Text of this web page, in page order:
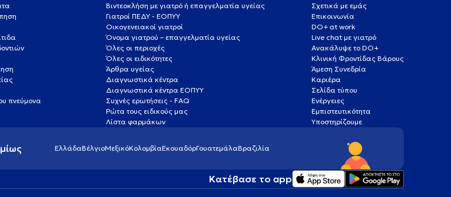
πνεύμονα
Βιντεοκλήση με γιατρό ή επαγγελματία υγείας
Γιατροί ΠΕΔΥ - ΕΟΠΥΥ
Οικογενειακοί γιατροί
Όνομα γιατρού – επαγγελματία υγείας
Όλες οι περιοχές
Όλες οι ειδικότητες
Άρθρα υγείας
Διαγνωστικά κέντρα
Διαγνωστικά κέντρα ΕΟΠΥΥ
Συχνές ερωτήσεις - FAQ
Ρώτα τους ειδικούς μας
Λίστα φαρμάκων
Σχετικά με εμάς
Επικοινωνία
DO+ at work
Live chat με γιατρό
Ανακάλυψε το DO+
Κλινική Φροντίδας Βάρους
Άμεση Συνεδρία
Καριέρα
Σελίδα τύπου
Ενέργειες
Εμπιστευτικότητα
Υποστηρίζουμε
ΕλλάδαΒέλγιοΜεξικόΚολομβίαΕκουαδόρΓουατεμάλαΒραζιλία
Κατέβασε το app